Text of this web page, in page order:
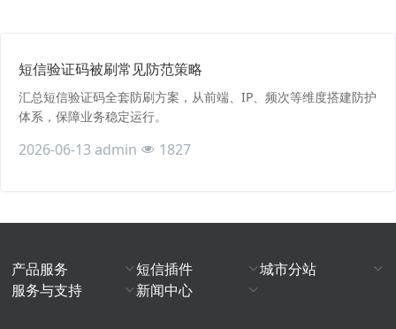
短信验证码被刷常见防范策略
汇总短信验证码全套防刷方案，从前端、IP、频次等维度搭建防护
体系，保障业务稳定运行。
2026-06-13 admin 1827
产品服务 短信插件
城市分站
服务与支持
新闻中心